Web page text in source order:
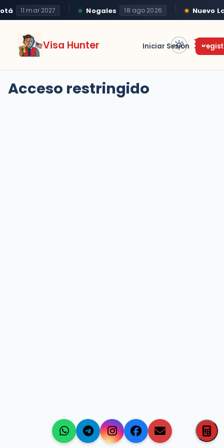
11 mar 2027 Nogales 18 ago 2026 Nuevo
Visa Hunter Iniciar Sesión
Acceso restringido